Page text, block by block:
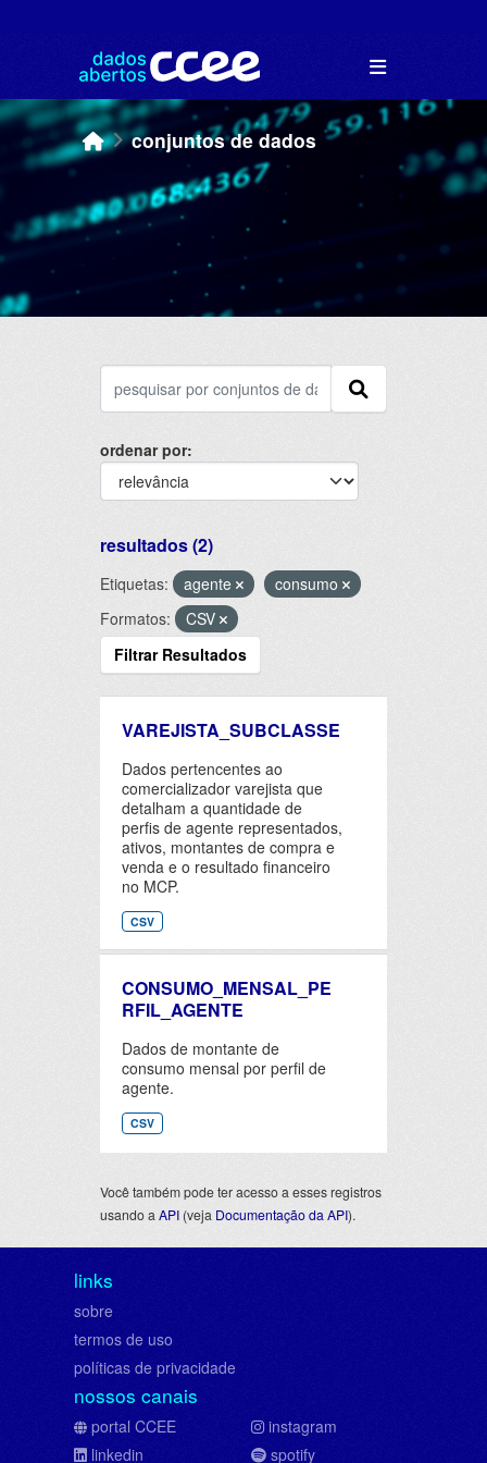
conjuntos de dados
ordenar por
resultados (2)
Etiquetas: agente
consumo
Formatos:
CSV
Filtrar Resultados
VAREJISTA_SUBCLASSE
Dados pertencentes ao
comercializador varejista que
detalham a quantidade de
perfis de agente representados,
ativos, montantes de compra e
venda e o resultado financeiro
no MCP.
CSV
CONSUMO_MENSAL_PE
RFIL_AGENTE
Dados de montante de
consumo mensal por perfil de
agente.
CSV
Você também pode ter acesso a esses registros
usando a API (veja Documentação da API).
links
sobre
termos de uso
políticas de privacidade
nossos canais
portal CCEE
linkedin
instagram
spotify